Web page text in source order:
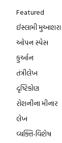
Featured
ઈસ્લામી મુઆશરા
ઓપન સ્પેસ
કુર્આન
તંત્રીલેખ
દૃષ્ટિકોણ
રોશનીના મીનાર
લેખ
વ્યક્તિ-વિશેષ